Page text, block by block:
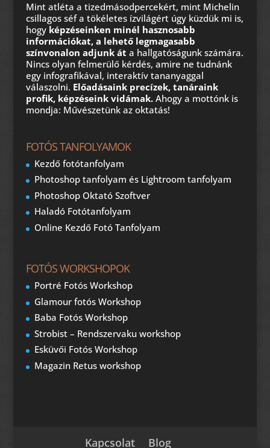
Mint atléta a tizedmásodpercekért, mint Michelin
csillagos séf a tökéletes ízvilágért úgy küzdük mi is,
hogy képzéseinken minél hasznosabb
információkat, a lehető legmagasabb
színvonalon adjunk át a hallgatóságunk számára.
Nincs olyan felmerülő kérdés, amire ne tudnánk
egy infografikával, interaktív tananyaggal
válaszolni. Előadásaink precízek, tanáraink
profik, képzéseink vidámak.Ahogy a mottónk is
mondja: Művészetünk az oktatás!
FOTÓS TANFOLYAMOK
Kezdő fotótanfolyam
Photoshop tanfolyam és Lightroom tanfolyam
Photoshop Oktató Szoftver
Haladó Fotótanfolyam
Online Kezdő Fotó Tanfolyam
FOTÓS WORKSHOPOK
Portré Fotós Workshop
Glamour fotós Workshop
Baba Fotós Workshop
Strobist – Rendszervaku workshop
Esküvői Fotós Workshop
Magazin Retus workshop
Kapcsolat Blog